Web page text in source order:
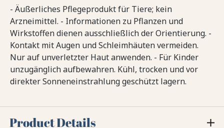
- Äußerliches Pflegeprodukt für Tiere; kein
Arzneimittel. - Informationen zu Pflanzen und
Wirkstoffen dienen ausschließlich der Orientierung. -
Kontakt mit Augen und Schleimhäuten vermeiden.
Nur auf unverletzter Haut anwenden. - Für Kinder
unzugänglich aufbewahren. Kühl, trocken und vor
direkter Sonneneinstrahlung geschützt lagern.
Product Details